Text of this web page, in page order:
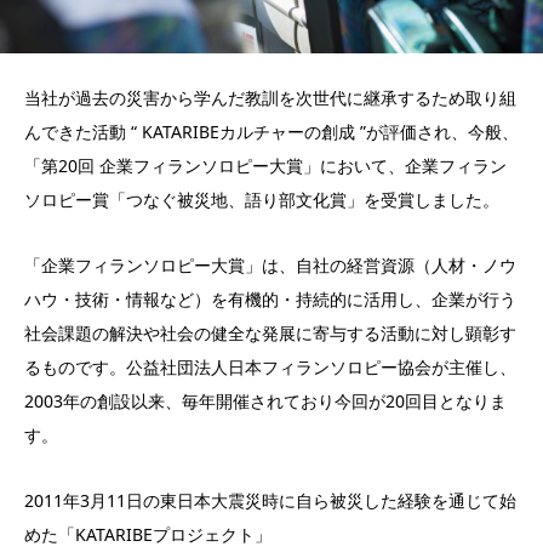
当社が過去の災害から学んだ教訓を次世代に継承するため取り組
んできた活動 “ KATARIBEカルチャーの創成 ”が評価され、今般、
「第20回 企業フィランソロピー大賞」において、企業フィラン
ソロピー賞「つなぐ被災地、語り部文化賞」を受賞しました。
「企業フィランソロピー大賞」は、自社の経営資源（人材・ノウ
ハウ・技術・情報など）を有機的・持続的に活用し、企業が行う
社会課題の解決や社会の健全な発展に寄与する活動に対し顕彰す
るものです。公益社団法人日本フィランソロピー協会が主催し、
2003年の創設以来、毎年開催されており今回が20回目となりま
す。
2011年3月11日の東日本大震災時に自ら被災した経験を通じて始
めた「KATARIBEプロジェクト」